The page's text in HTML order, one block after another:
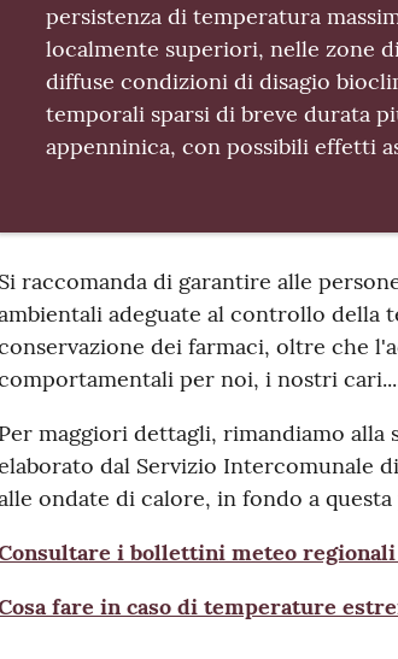
persistenza di temperatura
localmente superiori, nelle zone
diffuse condizioni di disagio
temporali sparsi di breve durata
appenninica, con possibili effetti
Si raccomanda di garantire alle
adeguate al controllo della
dei farmaci, oltre che
per noi, i nostri
Per maggiori dettagli, rimandiamo alla
dal Servizio Intercomunale
ondate di calore, in fondo a questa
i bollettini meteo regionali
fare in caso di temperature